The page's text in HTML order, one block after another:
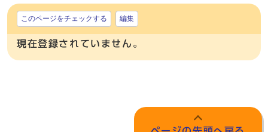
このページをチェックする 編集
現在登録されていません。